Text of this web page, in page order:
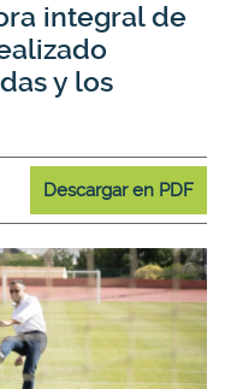
integral de
y los
Descargar en PDF